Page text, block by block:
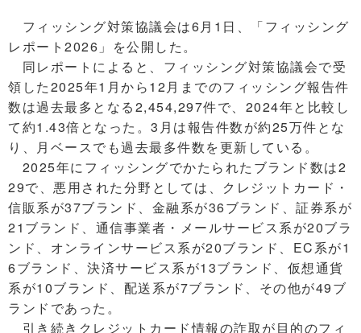
フィッシング対策協議会は6月1日、「フィッシング
レポート2026」を公開した。
同レポートによると、フィッシング対策協議会で受
領した2025年1月から12月までのフィッシング報告件
数は過去最多となる2,454,297件で、2024年と比較し
て約1.43倍となった。3月は報告件数が約25万件とな
り、月ベースでも過去最多件数を更新している。
2025年にフィッシングでかたられたブランド数は2
29で、悪用された分野としては、クレジットカード・
信販系が37ブランド、金融系が36ブランド、証券系が
21ブランド、通信事業者・メールサービス系が20ブラ
ンド、オンラインサービス系が20ブランド、EC系が1
6ブランド、決済サービス系が13ブランド、仮想通貨
系が10ブランド、配送系が7ブランド、その他が49ブ
ランドであった。
引き続きクレジットカード情報の詐取が目的のフィ